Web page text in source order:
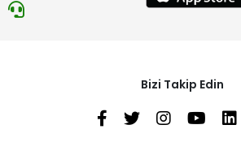
Bizi Takip Edin